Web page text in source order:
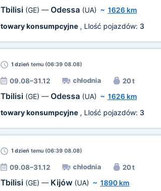
Tbilisi (GE) — Odessa (UA) ~ 1626 km
towary konsumpcyjne, Llość pojazdów: 3
1 dzień temu (06:39 08.08)
09.08–31.12 chłodnia 20 t
Tbilisi (GE) — Odessa (UA) ~ 1626 km
towary konsumpcyjne, Llość pojazdów: 3
1 dzień temu (06:39 08.08)
09.08–31.12 chłodnia 20 t
Tbilisi (GE) — Kijów (UA) ~ 1890 km